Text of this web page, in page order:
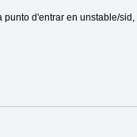
punto d'entrar en unstable/